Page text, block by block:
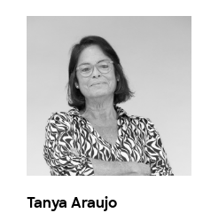
Tanya Araujo